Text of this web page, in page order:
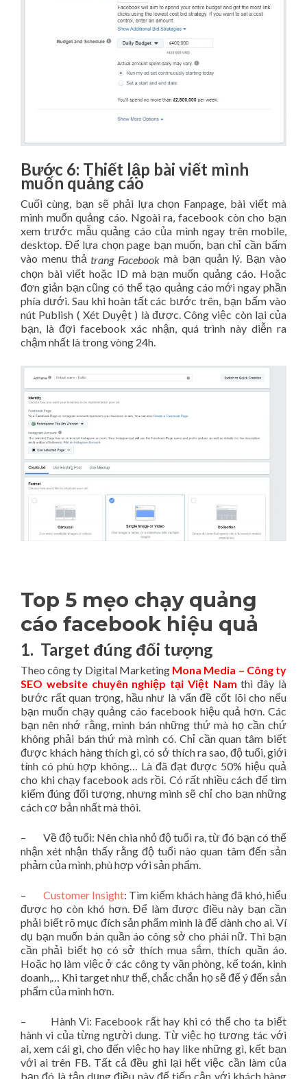
Bước 6: Thiết lập bài viết mình
muốn quảng cáo
Cuối cùng, bạn sẽ phải lựa chọn Fanpage, bài viết mà
mình muốn quảng cáo. Ngoài ra, facebook còn cho bạn
xem trước mẫu quảng cáo của mình ngay trên mobile,
desktop. Để lựa chọn page bạn muốn, bạn chỉ cần bấm
vào menu thảtrang Facebookmà bạn quản lý. Bạn vào
chọn bài viết hoặc ID mà bạn muốn quảng cáo. Hoặc
đơn giản bạn cũng có thể tạo quảng cáo mới ngay phần
phía dưới. Sau khi hoàn tất các bước trên, bạn bấm vào
nút Publish ( Xét Duyệt ) là được. Công việc còn lại của
bạn, là đợi facebook xác nhận, quá trình này diễn ra
chậm nhất là trong vòng 24h.
Top 5 mẹo chạy quảng
cáo facebook hiệu quả
1. Target đúng đối tượng
Theocông ty Digital Marketing Mona Media – Công ty
SEO website chuyên nghiệp tại Việt Nam thì đây là
bước rất quan trọng, hầu như là vấn đề cốt lõi cho nếu
bạn muốn chạy quảng cáo facebook hiệu quả hơn. Các
bạn nên nhớ rằng, mình bán những thứ mà họ cần chứ
không phải bán thứ mà mình có. Chỉ cần quan tâm biết
được khách hàng thích gì, có sở thích ra sao, độ tuổi, giới
tính có phù hợp không… Là đã đạt được 50% hiệu quả
cho khi chạy facebook ads rồi. Có rất nhiều cách để tìm
kiếm đúng đối tượng, nhưng mình sẽ chỉ cho bạn những
cách cơ bản nhất mà thôi.
– Về độ tuổi: Nên chia nhỏ độ tuổi ra, từ đó bạn có thể
nhận xét nhận thấy rằng độ tuổi nào quan tâm đến sản
phảm của mình, phù hợp với sản phẩm.
– Customer Insight: Tìm kiếm khách hàng đã khó, hiểu
được họ còn khó hơn. Để làm được điều này bạn cần
phải biết rõ mục đích sản phẩm mình là để dành cho ai. Ví
dụ bạn muốn bán quần áo công sở cho phái nữ. Thì bạn
cần phải biết họ có sở thích mua sắm, thích quần áo.
Hoặc họ làm việc ở các công ty văn phòng, kế toán, kinh
doanh,… Khi target như thế, chắc chắn họ sẽ để ý đến sản
phẩm của mình hơn.
– Hành Vi: Facebook rất hay khi có thể cho ta biết
hành vi của từng người dung. Từ việc họ tương tác với
ai, xem cái gì, cho đến việc họ hay like những gì, kết bạn
với ai trên FB. Tất cả đều ghi lại hết việc cần làm của
bạn đó là tận dụng điều này để tiếp cận với khách hàng